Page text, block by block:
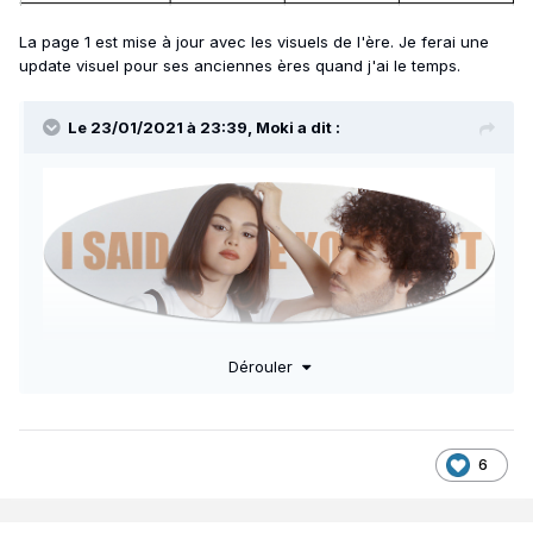
La page 1 est mise à jour avec les visuels de l'ère. Je ferai une
update visuel pour ses anciennes ères quand j'ai le temps.
Le 23/01/2021 à 23:39, Moki a dit :
Album collaboratif avec Benny Blanco
Dérouler
6